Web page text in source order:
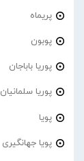
پریماه
پوبون
پوریا باباجان
پوریا سلمانیان
پویا
پویا جهانگیری